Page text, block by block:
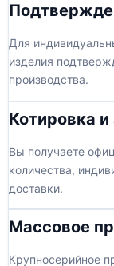
Для
изделия
производства.
Котировка и
Вы получаете
количества,
доставки.
Массовое
Крупносерийное